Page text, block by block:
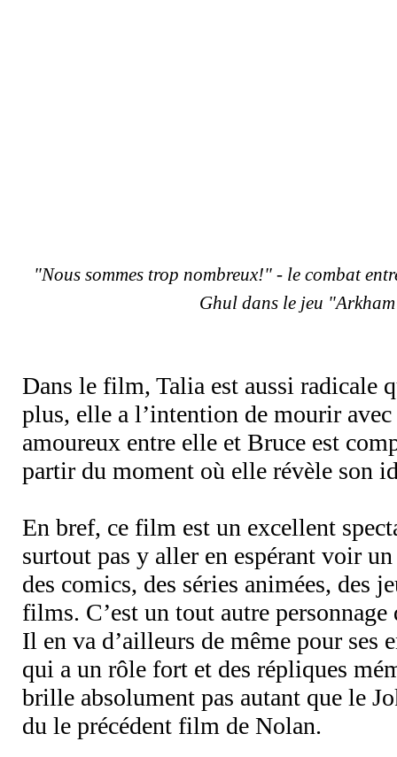
"Nous sommes trop nombreux!" - le combat
Ghul dans le jeu
Dans le film, Talia est aussi radicale
plus, elle a l’intention de mourir avec
amoureux entre elle et Bruce est
partir du moment où elle révèle son
En bref, ce film est un excellent
surtout pas y aller en espérant voir
des comics, des séries animées, des
films. C’est un tout autre
Il en va d’ailleurs de même pour ses
qui a un rôle fort et des répliques
brille absolument pas autant que le
du le précédent film de Nolan.